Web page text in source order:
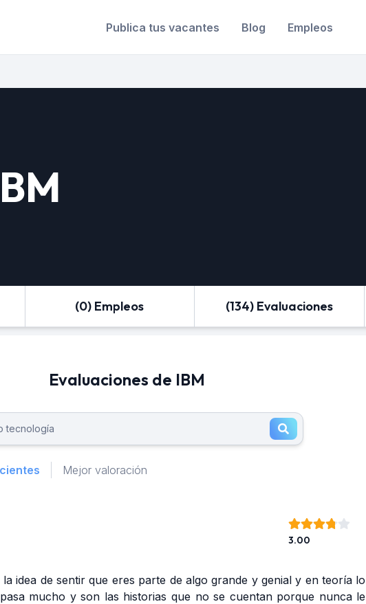
Publica tus vacantes Blog Empleos
(0) Empleos (134) Evaluaciones
Evaluaciones de IBM
Mejor valoración
3.00
idea de sentir que eres parte de algo grande y genial y en teoría lo
mucho y son las historias que no se cuentan porque nunca le